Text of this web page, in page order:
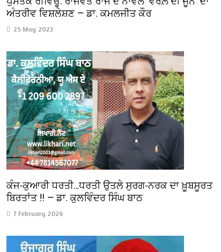
ਅੰਤਰੀਵ ਵਿਸ਼ਲੇਸ਼ਣ — ਡਾ. ਕਮਲਜੀਤ ਕੌਰ
25 May 2023
ਕੰਜ-ਕੁਆਰੀ ਧਰਤੀ…ਧਰਤੀ ਉਤਲੇ ਸੁਰਗ-ਨਰਕ ਦਾ ਖ਼ੂਬਸੂਰਤ
ਬਿਰਤਾਂਤ !! — ਡਾ. ਕੁਲਵਿੰਦਰ ਸਿੰਘ ਬਾਠ
7 February 2026